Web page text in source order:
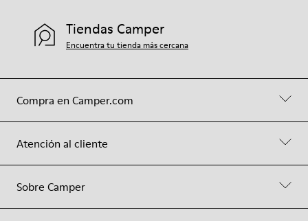
Compra en Camper.com
Atención al cliente
Sobre Camper
Tiendas Camper
Encuentra tu tienda más cercana